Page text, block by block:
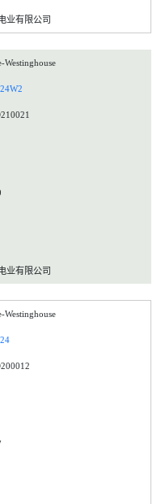
业有限公司
Westinghouse
业有限公司
Westinghouse